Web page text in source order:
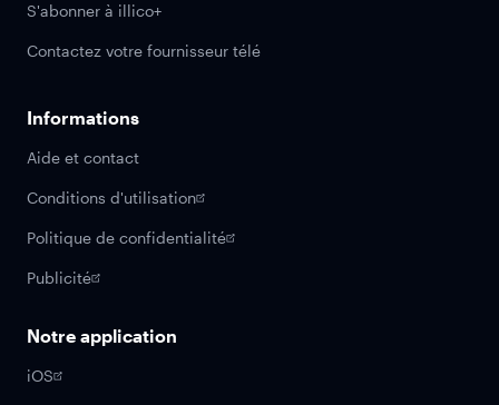
S'abonner à illico+
Contactez votre fournisseur télé
Informations
Aide et contact
Conditions d'utilisation
Politique de confidentialité
Publicité
Notre application
iOS